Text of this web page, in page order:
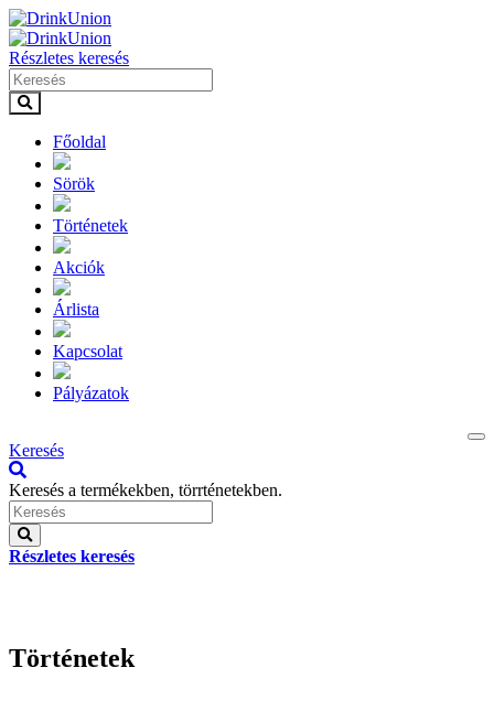
Részletes keresés
Főoldal
Sörök
Történetek
Akciók
Árlista
Kapcsolat
Pályázatok
Keresés
Keresés a termékekben, törrténetekben.
Részletes keresés
Történetek